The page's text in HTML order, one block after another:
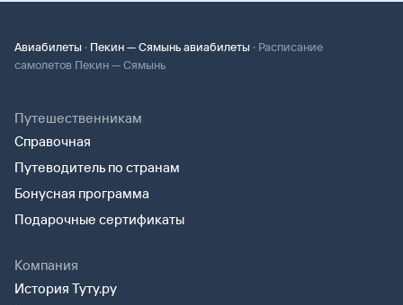
Авиабилеты · Пекин — Сямынь авиабилеты · Расписание
самолетов Пекин — Сямынь
Путешественникам
Справочная
Путеводитель по странам
Бонусная программа
Подарочные сертификаты
Компания
История Туту.ру